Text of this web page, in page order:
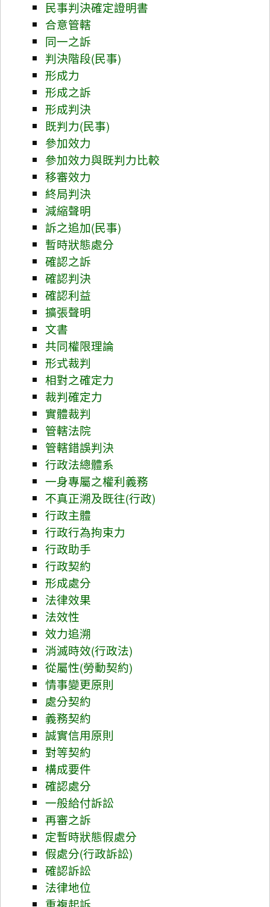
民事判決確定證明書
合意管轄
同一之訴
判決階段(民事)
形成力
形成之訴
形成判決
既判力(民事)
參加效力
參加效力與既判力比較
移審效力
終局判決
減縮聲明
訴之追加(民事)
暫時狀態處分
確認之訴
確認判決
確認利益
擴張聲明
文書
共同權限理論
形式裁判
相對之確定力
裁判確定力
實體裁判
管轄法院
管轄錯誤判決
行政法總體系
一身專屬之權利義務
不真正溯及既往(行政)
行政主體
行政行為拘束力
行政助手
行政契約
形成處分
法律效果
法效性
效力追溯
消滅時效(行政法)
從屬性(勞動契約)
情事變更原則
處分契約
義務契約
誠實信用原則
對等契約
構成要件
確認處分
一般給付訴訟
再審之訴
定暫時狀態假處分
假處分(行政訴訟)
確認訴訟
法律地位